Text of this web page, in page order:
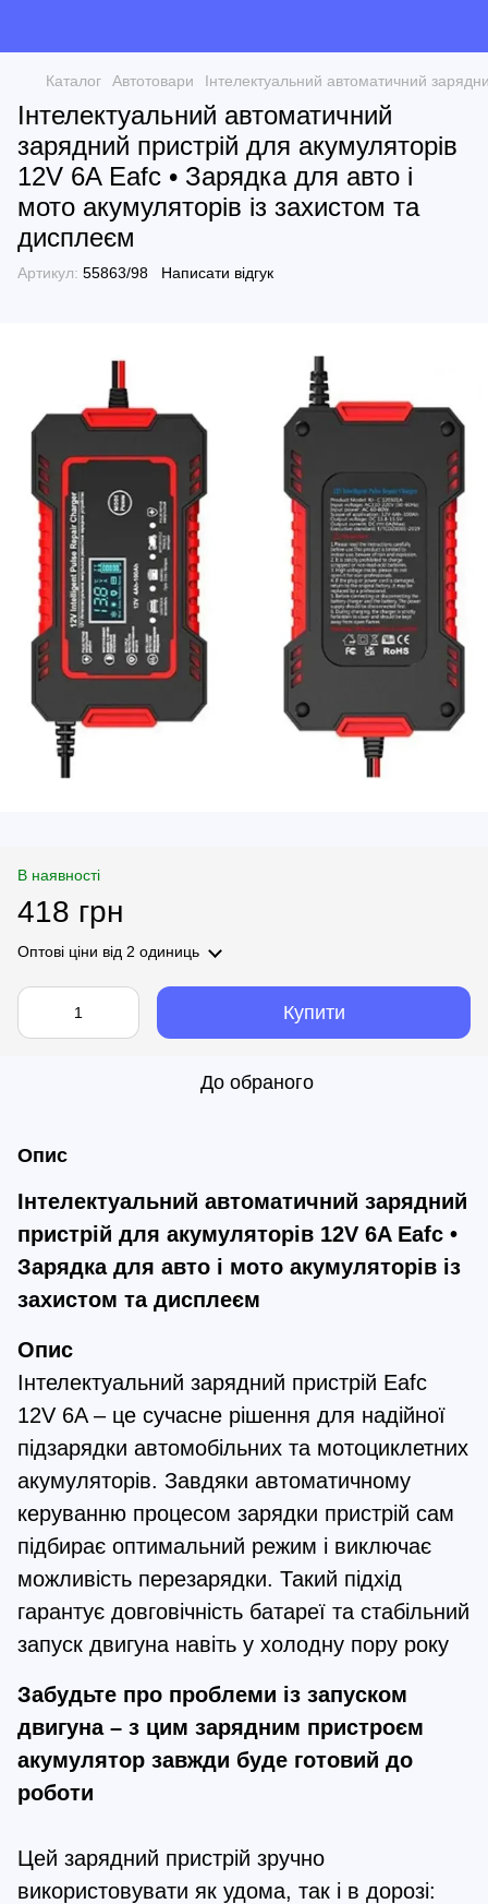
Каталог Автотовари Інтелектуальний автоматичний
Інтелектуальний автоматичний
зарядний пристрій для акумуляторів
12V 6A Eafc • Зарядка для авто і
мото акумуляторів із захистом та
дисплеєм
Артикул: 55863/98 Написати відгук
В наявності
418 грн
Оптові ціни від 2 одиниць
Купити
До обраного
Опис
Інтелектуальний автоматичний зарядний
пристрій для акумуляторів 12V 6A Eafc •
Зарядка для авто і мото акумуляторів із
захистом та дисплеєм
Опис
Інтелектуальний зарядний пристрій Eafc
12V 6A – це сучасне рішення для надійної
підзарядки автомобільних та мотоциклетних
акумуляторів. Завдяки автоматичному
керуванню процесом зарядки пристрій сам
підбирає оптимальний режим і виключає
можливість перезарядки. Такий підхід
гарантує довговічність батареї та стабільний
запуск двигуна навіть у холодну пору року
Забудьте про проблеми із запуском
двигуна – з цим зарядним пристроєм
акумулятор завжди буде готовий до
роботи
Цей зарядний пристрій зручно
використовувати як удома, так і в дорозі: